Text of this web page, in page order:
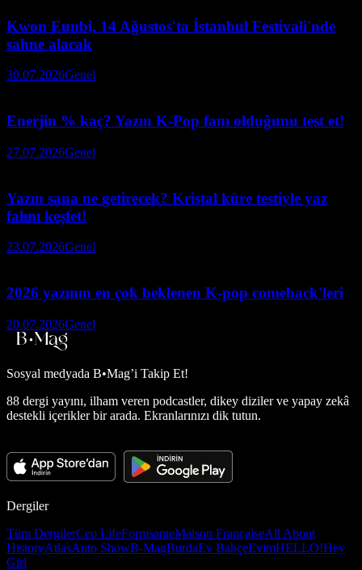
Kwon Eunbi, 14 Ağustos'ta İstanbul Festivali'nde
sahne alacak
30.07.2026Genel
Enerjin % kaç? Yazın K-Pop fanı olduğunu test et!
27.07.2026Genel
Yazın sana ne getirecek? Kristal küre testiyle yaz
falını keşfet!
23.07.2026Genel
2026 yazının en çok beklenen K-pop comeback'leri
20.07.2026Genel
Sosyal medyada B•Mag’i Takip Et!
88 dergi yayını, ilham veren podcastler, dikey diziler ve yapay zekâ
destekli içerikler bir arada. Ekranlarınızı dik tutun.
Dergiler
Tüm DergilerCeo LifeFormsanteMaison FrançaiseAll About
HistoryAtlasAuto ShowB-MagBurdaEv BahçeEvimHELLO!Hey
Girl